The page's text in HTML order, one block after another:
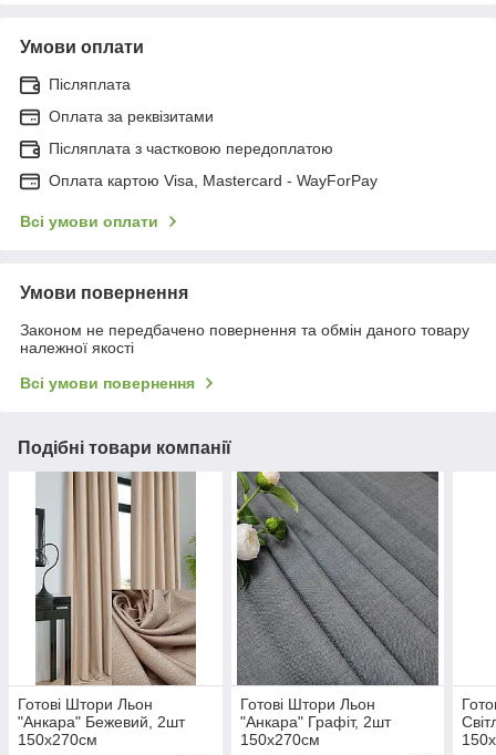
Умови оплати
Післяплата
Оплата за реквізитами
Післяплата з частковою передоплатою
Оплата картою Visa, Mastercard - WayForPay
Всі умови оплати
Умови повернення
Законом не передбачено повернення та обмін даного товару
належної якості
Всі умови повернення
Подібні товари компанії
Готові Штори Льон
"Анкара" Бежевий, 2шт
150х270см
Готові Штори Льон
"Анкара" Графіт, 2шт
150х270см